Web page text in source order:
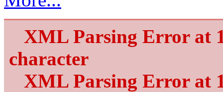
XML Parsing Error at
character
XML Parsing Error at